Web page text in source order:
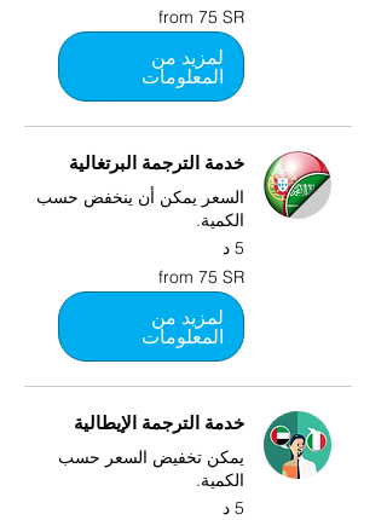
from
75
SR
from 75 SR
لمزيد من
المعلومات
خدمة الترجمة البرتغالية
السعر يمكن أن ينخفض حسب
الكمية.
5 د
from
75
SR
from 75 SR
لمزيد من
المعلومات
خدمة الترجمة الإيطالية
يمكن تخفيض السعر حسب
الكمية.
5 د